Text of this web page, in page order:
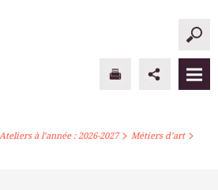
PARIS ATELIERS
Ateliers à l’année : 2026-2027> Métiers d’art>